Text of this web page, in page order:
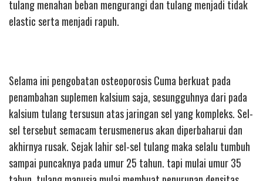
tulang menahan beban mengurangi dan tulang menjadi tidak
elastic serta menjadi rapuh.
Selama ini pengobatan osteoporosis Cuma berkuat pada
penambahan suplemen kalsium saja, sesungguhnya dari pada
kalsium tulang tersusun atas jaringan sel yang kompleks. Sel-
sel tersebut semacam terusmenerus akan diperbaharui dan
akhirnya rusak. Sejak lahir sel-sel tulang maka selalu tumbuh
sampai puncaknya pada umur 25 tahun. tapi mulai umur 35